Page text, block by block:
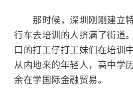
那时候，深圳刚刚建立特
行车去培训的人挤满了街道
口的打工仔打工妹们在培训
从内地来的年轻人，高中学
余在学国际金融贸易。